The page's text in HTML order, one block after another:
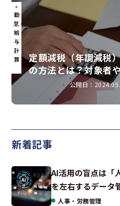
勤
怠・
給
与
計
算
定額減税（年調減税
の方法とは？対象者
公開日：
新着記事
AI活用の盲点は「
を左右するデータ
人事・労務管理